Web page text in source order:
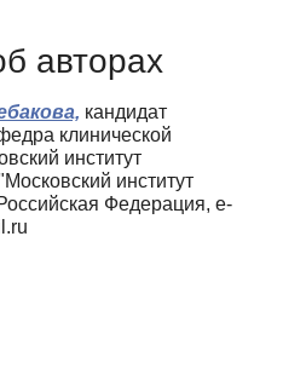
авторах
кандидат
клинической
институт
институт
Федерация, e-